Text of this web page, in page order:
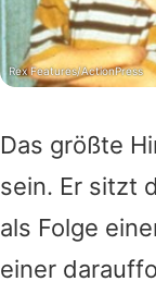
Das größte
sein. Er sitzt
als Folge
einer
Rex Features/ActionPress